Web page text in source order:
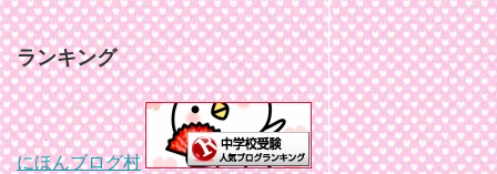
ランキング
にほんブログ村